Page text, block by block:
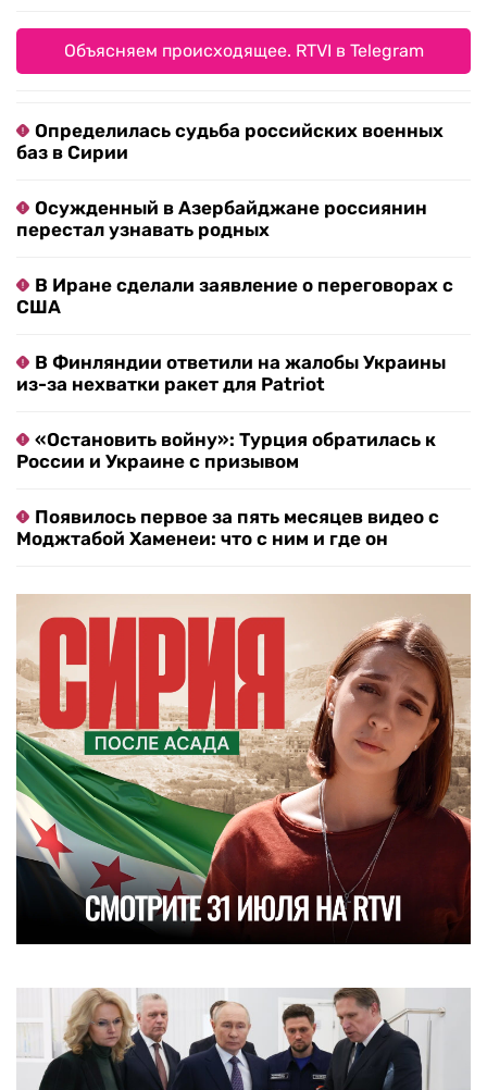
Объясняем происходящее. RTVI в Telegram
Определилась судьба российских военных
баз в Сирии
Осужденный в Азербайджане россиянин
перестал узнавать родных
В Иране сделали заявление о переговорах с
США
В Финляндии ответили на жалобы Украины
из-за нехватки ракет для Patriot
«Остановить войну»: Турция обратилась к
России и Украине с призывом
Появилось первое за пять месяцев видео с
Моджтабой Хаменеи: что с ним и где он